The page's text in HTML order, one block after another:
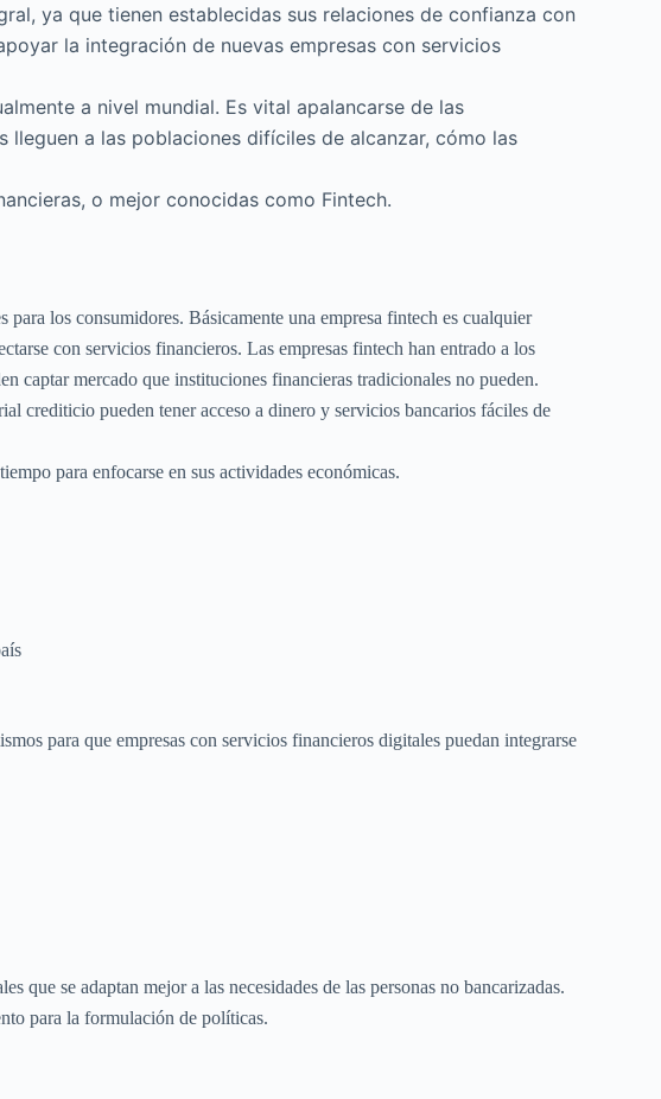
ya que tienen establecidas sus relaciones de confianza con
la integración de nuevas empresas con servicios
a nivel mundial. Es vital apalancarse de las
a las poblaciones difíciles de alcanzar, cómo las
o mejor conocidas como Fintech.
los consumidores. Básicamente una empresa fintech es cualquier
con servicios financieros. Las empresas fintech han entrado a los
captar mercado que instituciones financieras tradicionales no pueden.
crediticio pueden tener acceso a dinero y servicios bancarios fáciles de
para enfocarse en sus actividades económicas.
para que empresas con servicios financieros digitales puedan integrarse
que se adaptan mejor a las necesidades de las personas no bancarizadas.
para la formulación de políticas.